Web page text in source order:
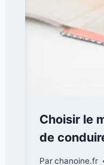
Choisir le
de
Parchanoine.fr